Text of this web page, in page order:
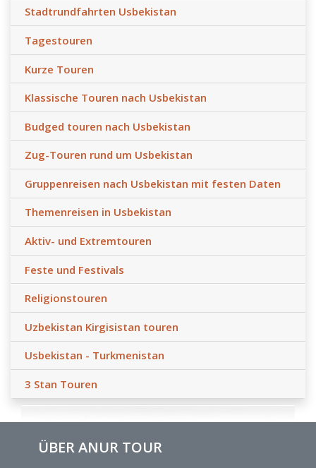
Stadtrundfahrten Usbekistan
Tagestouren
Kurze Touren
Klassische Touren nach Usbekistan
Budged touren nach Usbekistan
Zug-Touren rund um Usbekistan
Gruppenreisen nach Usbekistan mit festen Daten
Themenreisen in Usbekistan
Aktiv- und Extremtouren
Feste und Festivals
Religionstouren
Uzbekistan Kirgisistan touren
Usbekistan - Turkmenistan
3 Stan Touren
ÜBER ANUR TOUR